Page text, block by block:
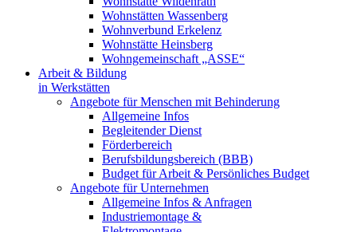
Wohnstätten Wassenberg
Wohnverbund Erkelenz
Wohnstätte Heinsberg
Wohngemeinschaft „ASSE“
Arbeit & Bildung
in Werkstätten
Angebote für Menschen mit Behinderung
Allgemeine Infos
Begleitender Dienst
Förderbereich
Berufsbildungsbereich (BBB)
Budget für Arbeit & Persönliches Budget
Angebote für Unternehmen
Allgemeine Infos & Anfragen
Industriemontage &